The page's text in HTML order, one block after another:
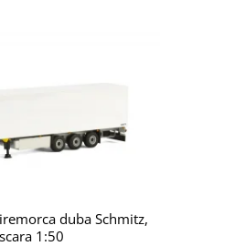
duba Schmitz,
scara 1:50